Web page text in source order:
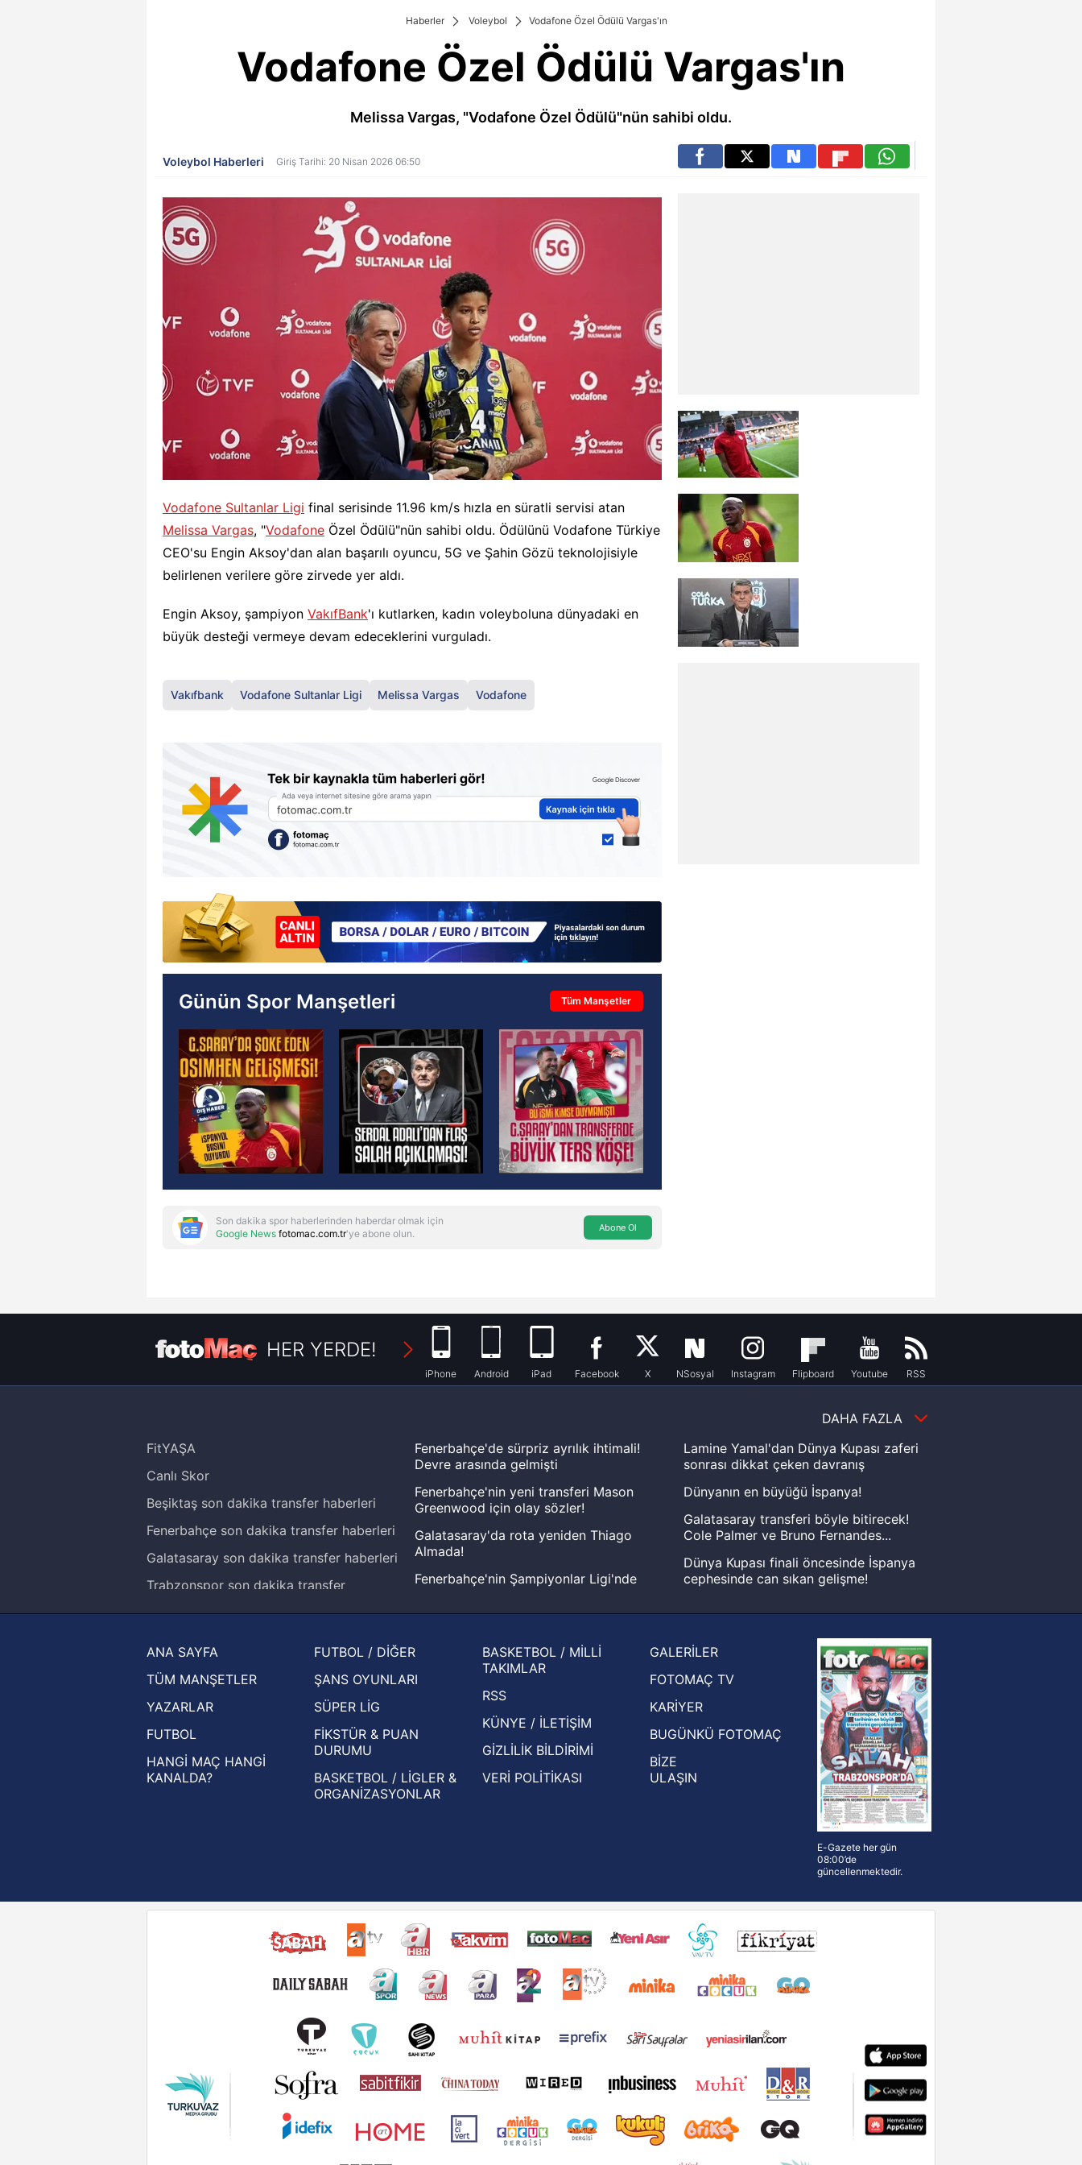
Haberler Voleybol Vodafone Özel Ödülü Vargas'ın
Vodafone Özel Ödülü Vargas'ın
Melissa Vargas, "Vodafone Özel Ödülü"nün sahibi oldu.
Voleybol Haberleri Giriş Tarihi: 20 Nisan 2026 06:50
Vodafone Sultanlar Ligi final serisinde 11.96 km/s hızla en süratli servisi atan
Melissa Vargas, "Vodafone Özel Ödülü"nün sahibi oldu. Ödülünü Vodafone Türkiye
CEO'su Engin Aksoy'dan alan başarılı oyuncu, 5G ve Şahin Gözü teknolojisiyle
belirlenen verilere göre zirvede yer aldı.
Engin Aksoy, şampiyon VakıfBank'ı kutlarken, kadın voleyboluna dünyadaki en
büyük desteği vermeye devam edeceklerini vurguladı.
Vakıfbank Vodafone Sultanlar Ligi Melissa Vargas Vodafone
Günün Spor Manşetleri Tüm Manşetler
Son dakika spor haberlerinden haberdar olmak için
Google News fotomac.com.tr'ye abone olun. Abone Ol
HER YERDE!
iPhone Android iPad Facebook X NSosyal Instagram Flipboard Youtube RSS
DAHA FAZLA
FitYAŞA
Canlı Skor
Beşiktaş son dakika transfer haberleri
Fenerbahçe son dakika transfer haberleri
Galatasaray son dakika transfer haberleri
Trabzonspor son dakika transfer
Ziraat Türkiye Kupası haberleri
UEFA Şampiyonlar Ligi haberleri
UEFA Avrupa Ligi haberleri
UEFA Konferans Ligi haberleri
Fenerbahçe'de sürpriz ayrılık ihtimali!
Devre arasında gelmişti
Fenerbahçe'nin yeni transferi Mason
Greenwood için olay sözler!
Galatasaray'da rota yeniden Thiago
Almada!
Fenerbahçe'nin Şampiyonlar Ligi'nde
Zabrze'yi elerlerse...
basından gündem olan manşetler!
Beşiktaş'ın UEFA Avrupa Ligi'nde 3. Ön
Eleme Turu muhtemel rakipleri belli oldu!
Lamine Yamal'dan Dünya Kupası zaferi
sonrası dikkat çeken davranış
Dünyanın en büyüğü İspanya!
Galatasaray transferi böyle bitirecek!
Cole Palmer ve Bruno Fernandes...
Dünya Kupası finali öncesinde İspanya
cephesinde can sıkan gelişme!
Hernan Crespo, Meksika Ligi
ekiplerinden Atlas'ın yeni teknik direktörü
oldu
ANA SAYFA
TÜM MANŞETLER
YAZARLAR
FUTBOL
HANGİ MAÇ HANGİ
KANALDA?
FUTBOL / DİĞER
ŞANS OYUNLARI
SÜPER LİG
FİKSTÜR & PUAN
DURUMU
BASKETBOL / LİGLER &
ORGANİZASYONLAR
BASKETBOL / MİLLİ
TAKIMLAR
RSS
KÜNYE / İLETİŞİM
GİZLİLİK BİLDİRİMİ
VERİ POLİTİKASI
GALERİLER
FOTOMAÇ TV
KARİYER
BUGÜNKÜ FOTOMAÇ
BİZE
ULAŞIN
E-Gazete her gün
08:00’de
güncellenmektedir.